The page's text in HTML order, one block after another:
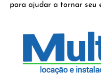
para ajudar a tornar seu